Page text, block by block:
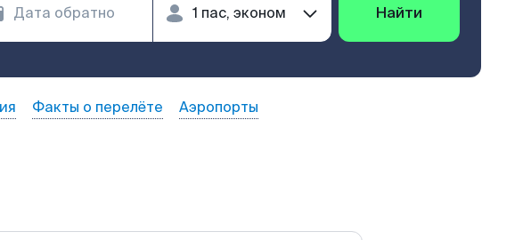
Найти
Факты о перелёте Аэропорты